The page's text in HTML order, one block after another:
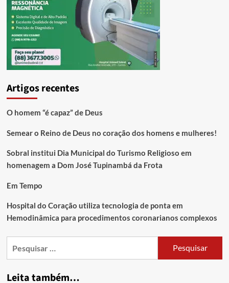
Artigos recentes
O homem “é capaz” de Deus
Semear o Reino de Deus no coração dos homens e mulheres!
Sobral institui Dia Municipal do Turismo Religioso em
homenagem a Dom José Tupinambá da Frota
Em Tempo
Hospital do Coração utiliza tecnologia de ponta em
Hemodinâmica para procedimentos coronarianos complexos
Leita também…